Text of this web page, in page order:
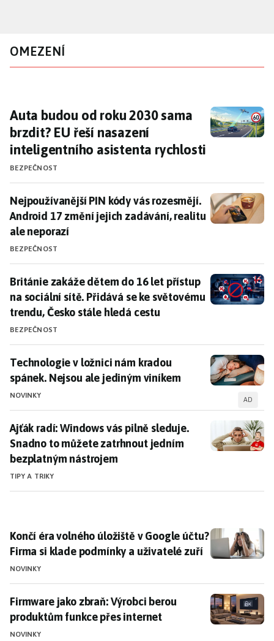
obsahu
OMEZENÍ
Auta budou od roku 2030 sama brzdit? EU
Auta budou od roku 2030 sama
brzdit? EU řeší nasazení
inteligentního asistenta rychlosti
BEZPEČNOST
Nejpoužívanější PIN kódy vás rozesmějí. Android 17
Nejpoužívanější PIN kódy vás rozesmějí.
Android 17 změní jejich zadávání, realitu
ale neporazí
BEZPEČNOST
Británie zakáže dětem do 16 let přístup na sociální
Británie zakáže dětem do 16 let přístup
na sociální sítě. Přidává se ke světovému
trendu, Česko stále hledá cestu
BEZPEČNOST
Technologie v ložnici nám kradou spánek. Nejsou
Technologie v ložnici nám kradou
spánek. Nejsou ale jediným viníkem
NOVINKY AD
Ajťák radí: Windows vás pilně sleduje. Snadno to
Ajťák radí: Windows vás pilně sleduje.
Snadno to můžete zatrhnout jedním
bezplatným nástrojem
TIPY A TRIKY
Končí éra volného úložiště v Google účtu? Firma si
Končí éra volného úložiště v Google účtu?
Firma si klade podmínky a uživatelé zuří
NOVINKY
Firmware jako zbraň: Výrobci berou produktům
Firmware jako zbraň: Výrobci berou
produktům funkce přes internet
NOVINKY